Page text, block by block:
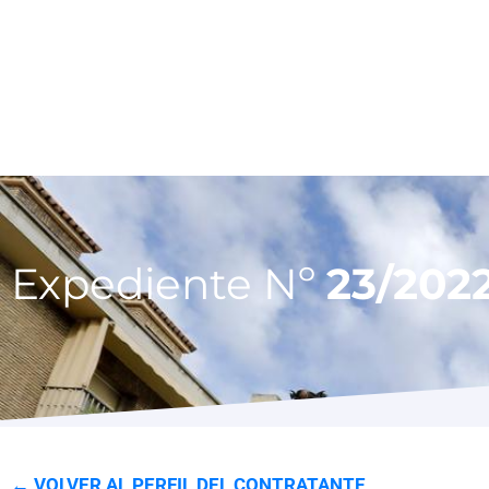
Expediente Nº23/
← VOLVER AL PERFIL DEL CONTRATANTE